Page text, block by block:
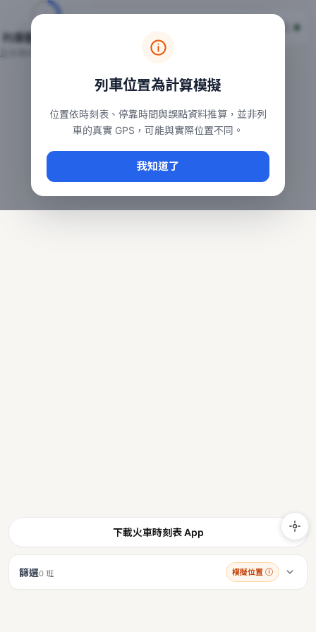
台鐵列車即時位置地圖
本頁顯示目前全台鐵運行中的列車位置，涵蓋自強、普悠瑪、
常用查詢：
、台中車站即時動態
台鐵即時動態
下載火車時刻表 App
篩選0 班 模擬位置 ⓘ
列車位置為計算模擬
位置依時刻表、停靠時間與誤點資料推算，並非列
車的真實 GPS，可能與實際位置不同。
我知道了
列車動態載入中…